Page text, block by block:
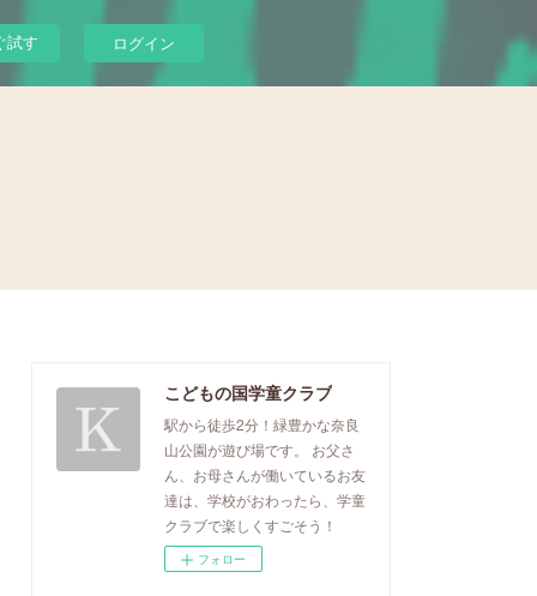
試す ログイン
こどもの国学童クラブ
駅から徒歩2分！緑豊かな奈良
山公園が遊び場です。 お父さ
ん、お母さんが働いているお友
達は、学校がおわったら、学童
クラブで楽しくすごそう！
フォロー